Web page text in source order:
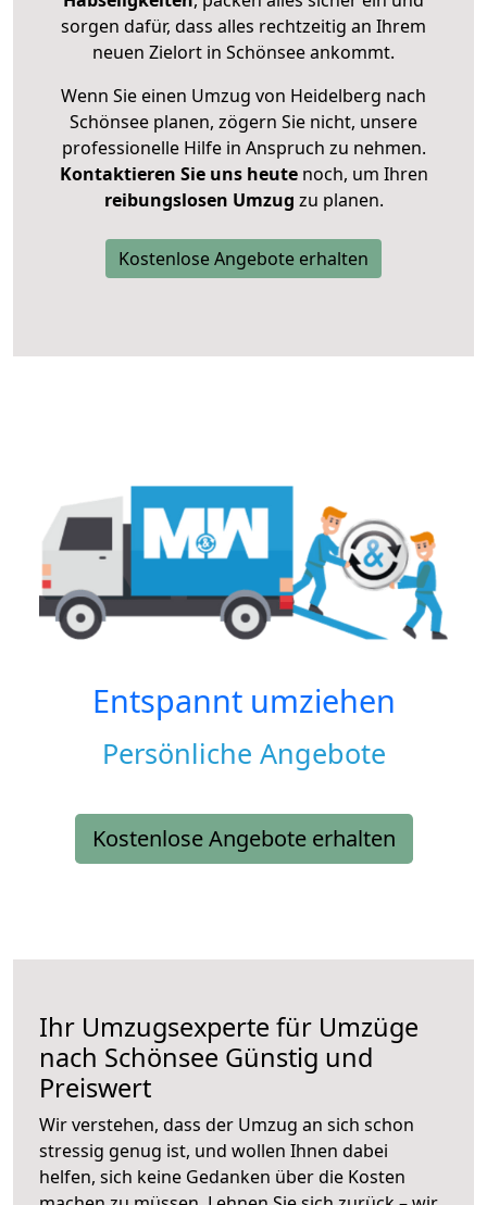
sorgen dafür, dass alles rechtzeitig an Ihrem
neuen Zielort in Schönsee ankommt.
Wenn Sie einen Umzug von Heidelberg nach
Schönsee planen, zögern Sie nicht, unsere
professionelle Hilfe in Anspruch zu nehmen.
Kontaktieren Sie uns heutenoch, um Ihren
reibungslosen Umzug zu planen.
Kostenlose Angebote erhalten
Entspannt umziehen
Persönliche Angebote
Kostenlose Angebote erhalten
Ihr Umzugsexperte für Umzüge
nach Schönsee Günstig und
Preiswert
Wir verstehen, dass der Umzug an sich schon
stressig genug ist, und wollen Ihnen dabei
helfen, sich keine Gedanken über die Kosten